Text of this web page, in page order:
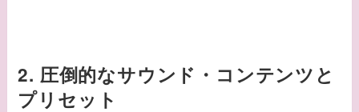
2. 圧倒的なサウンド・コンテンツと
プリセット